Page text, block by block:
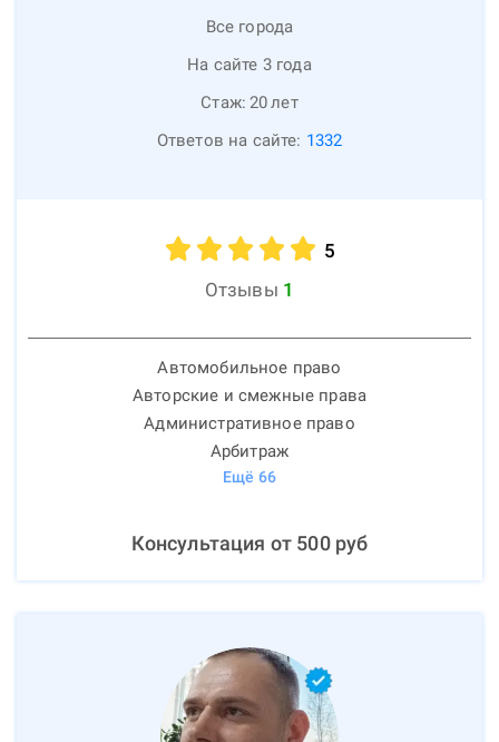
Все города
На сайте 3 года
Стаж: 20лет
Ответов на сайте: 1332
5
Отзывы 1
Автомобильное право
Авторские и смежные права
Административное право
Арбитраж
Ещё 66
Консультация от 500руб